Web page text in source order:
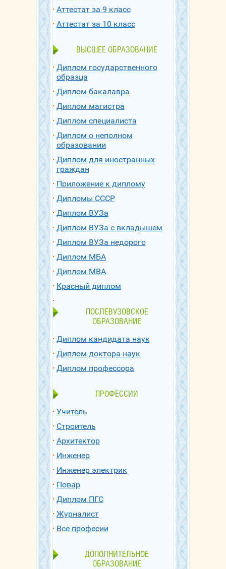
Аттестат за 9 класс
Аттестат за 10 класс
ВЫСШЕЕ ОБРАЗОВАНИЕ
Диплом государственного
образца
Диплом бакалавра
Диплом магистра
Диплом специалиста
Диплом о неполном
образовании
Диплом для иностранных
граждан
Приложение к диплому
Дипломы СССР
Диплом ВУЗа
Диплом ВУЗа с вкладышем
Диплом ВУЗа недорого
Диплом МБА
Диплом МВА
Красный диплом
ПОСЛЕВУЗОВСКОЕ
ОБРАЗОВАНИЕ
Диплом кандидата наук
Диплом доктора наук
Диплом профессора
ПРОФЕССИИ
Учитель
Строитель
Архитектор
Инженер
Инженер электрик
Повар
Диплом ПГС
Журналист
Все професии
ДОПОЛНИТЕЛЬНОЕ
ОБРАЗОВАНИЕ